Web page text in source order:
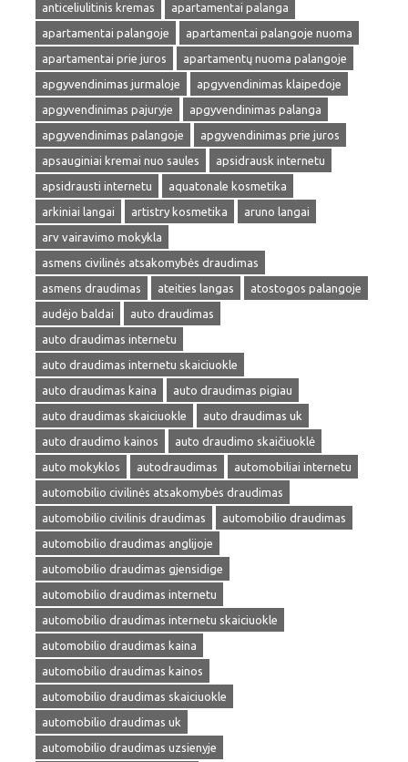
anticeliulitinis kremas
apartamentai palanga
apartamentai palangoje
apartamentai palangoje nuoma
apartamentai prie juros
apartamentų nuoma palangoje
apgyvendinimas jurmaloje
apgyvendinimas klaipedoje
apgyvendinimas pajuryje
apgyvendinimas palanga
apgyvendinimas palangoje
apgyvendinimas prie juros
apsauginiai kremai nuo saules
apsidrausk internetu
apsidrausti internetu
aquatonale kosmetika
arkiniai langai
artistry kosmetika
aruno langai
arv vairavimo mokykla
asmens civilinės atsakomybės draudimas
asmens draudimas
ateities langas
atostogos palangoje
audėjo baldai
auto draudimas
auto draudimas internetu
auto draudimas internetu skaiciuokle
auto draudimas kaina
auto draudimas pigiau
auto draudimas skaiciuokle
auto draudimas uk
auto draudimo kainos
auto draudimo skaičiuoklė
auto mokyklos
autodraudimas
automobiliai internetu
automobilio civilinės atsakomybės draudimas
automobilio civilinis draudimas
automobilio draudimas
automobilio draudimas anglijoje
automobilio draudimas gjensidige
automobilio draudimas internetu
automobilio draudimas internetu skaiciuokle
automobilio draudimas kaina
automobilio draudimas kainos
automobilio draudimas skaiciuokle
automobilio draudimas uk
automobilio draudimas uzsienyje